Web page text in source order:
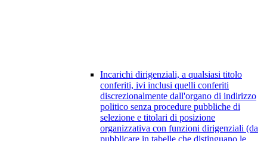
Incarichi dirigenziali, a qualsiasi titolo
conferiti, ivi inclusi quelli conferiti
discrezionalmente dall'organo di indirizzo
politico senza procedure pubbliche di
selezione e titolari di posizione
organizzativa con funzioni dirigenziali (da
pubblicare in tabelle che distinguano le